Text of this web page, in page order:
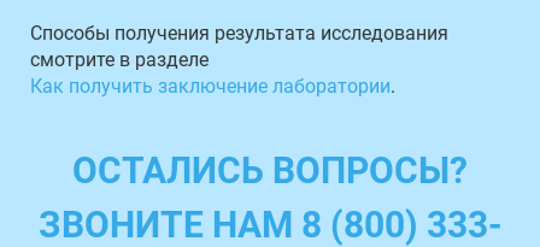
Способы получения результата исследования
смотрите в разделе
Как получить заключение лаборатории.
ОСТАЛИСЬ ВОПРОСЫ?
ЗВОНИТЕ НАМ 8 (800) 333-